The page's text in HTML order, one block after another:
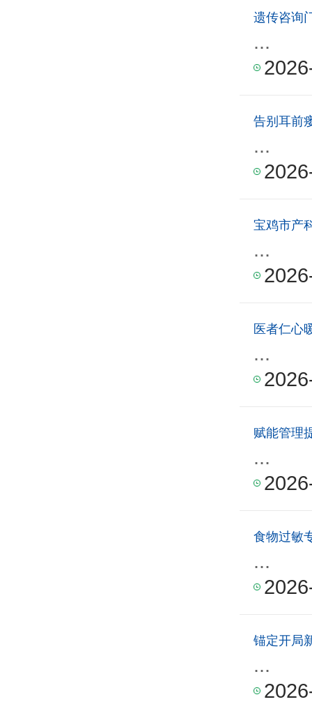
遗传咨询
...
告别耳前
...
宝鸡市产
...
医者仁心
...
赋能管理
...
食物过敏
...
锚定开局
...